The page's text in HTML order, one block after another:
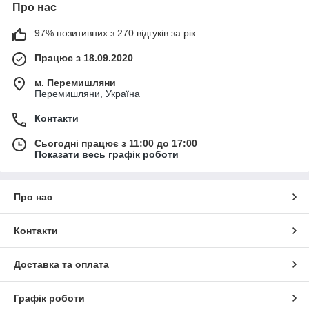
Про нас
97% позитивних з 270 відгуків за рік
Працює з 18.09.2020
м. Перемишляни
Перемишляни, Україна
Контакти
Сьогодні працює з 11:00 до 17:00
Показати весь графік роботи
Про нас
Контакти
Доставка та оплата
Графік роботи